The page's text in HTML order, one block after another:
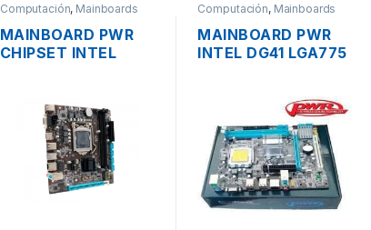
Computación, Mainboards
MAINBOARD PWR
CHIPSET INTEL
VIDEO VGA, HDMI,
M.2, USB 3.0
Computación, Mainboards
MAINBOARD PWR
INTEL DG41 LGA775